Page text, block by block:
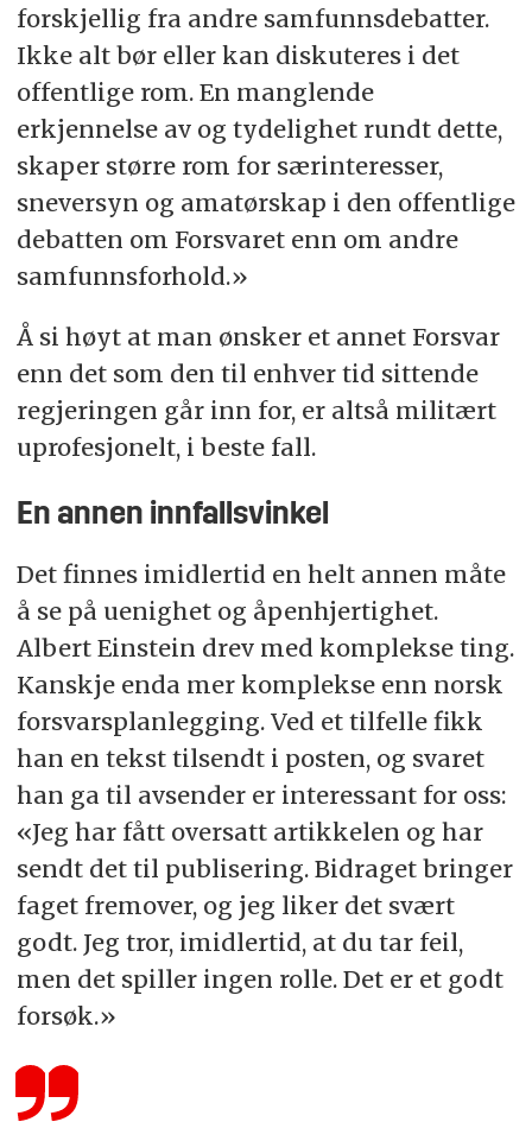
forskjellig fra andre samfunnsdebatter.
Ikke alt bør eller kan diskuteres i det
offentlige rom. En manglende
erkjennelse av og tydelighet rundt dette,
skaper større rom for særinteresser,
sneversyn og amatørskap i den offentlige
debatten om Forsvaret enn om andre
samfunnsforhold.»
Å si høyt at man ønsker et annet Forsvar
enn det som den til enhver tid sittende
regjeringen går inn for, er altså militært
uprofesjonelt, i beste fall.
En annen innfallsvinkel
Det finnes imidlertid en helt annen måte
å se på uenighet og åpenhjertighet.
Albert Einstein drev med komplekse ting.
Kanskje enda mer komplekse enn norsk
forsvarsplanlegging. Ved et tilfelle fikk
han en tekst tilsendt i posten, og svaret
han ga til avsender er interessant for oss:
«Jeg har fått oversatt artikkelen og har
sendt det til publisering. Bidraget bringer
faget fremover, og jeg liker det svært
godt. Jeg tror, imidlertid, at du tar feil,
men det spiller ingen rolle. Det er et godt
forsøk.»